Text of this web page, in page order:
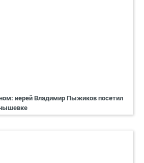
иерей Владимир Пыжиков посетил